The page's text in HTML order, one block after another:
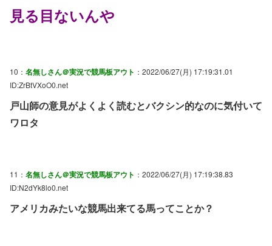
見る目ないんや
10： 名無しさん＠実況で競馬板アウト ：2022/06/27(月) 17:19:31.01
ID:ZrBtVXoO0.net
戸山師の意見がよくよく読むとバクシン的なのに気付いて
ワロタ
11： 名無しさん＠実況で競馬板アウト ：2022/06/27(月) 17:19:38.83
ID:N2dYk8lo0.net
アメリカみたいな競馬出来てる馬ってことか？